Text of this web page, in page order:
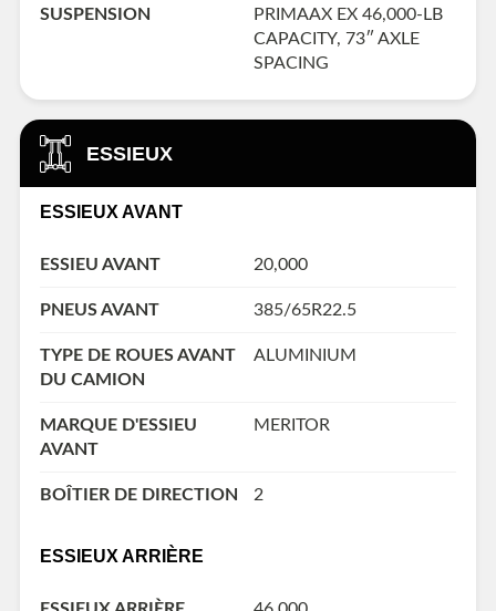
SUSPENSION
PRIMAAX EX 46,000-LB
CAPACITY, 73″ AXLE
SPACING
ESSIEUX
ESSIEUX AVANT
ESSIEU AVANT 20,000
PNEUS AVANT 385/65R22.5
TYPE DE ROUES AVANT
DU CAMION
ALUMINIUM
MARQUE D'ESSIEU
AVANT
MERITOR
BOÎTIER DE DIRECTION 2
ESSIEUX ARRIÈRE